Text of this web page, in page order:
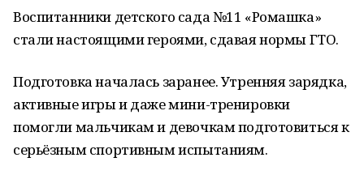
Воспитанники детского сада №11 «Ромашка»
стали настоящими героями, сдавая нормы ГТО.
Подготовка началась заранее. Утренняя зарядка,
активные игры и даже мини-тренировки
помогли мальчикам и девочкам подготовиться к
серьёзным спортивным испытаниям.